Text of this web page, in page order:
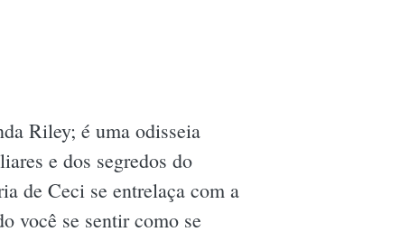
Riley; é uma odisseia
e dos segredos do
de Ceci se entrelaça com a
você se sentir como se